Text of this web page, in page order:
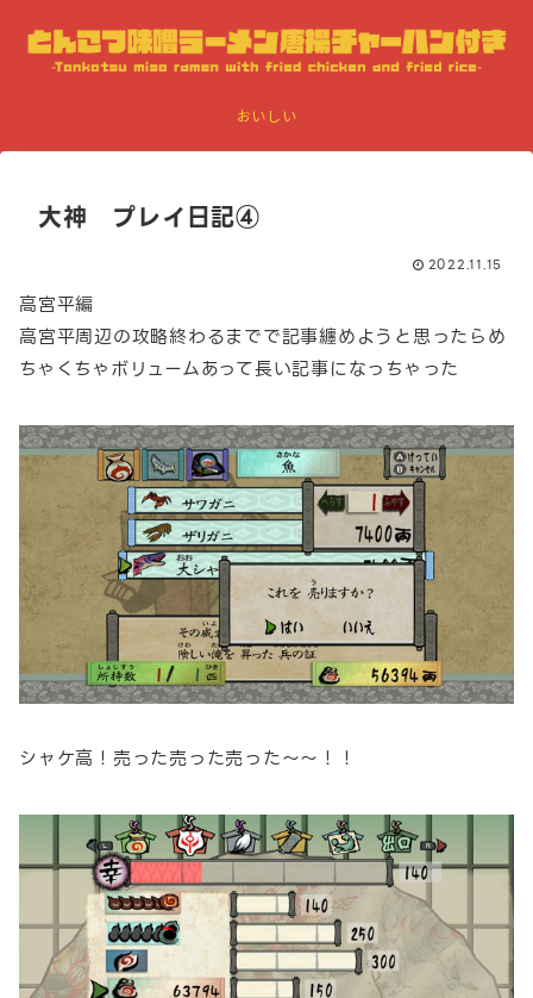
おいしい
大神 プレイ日記④
2022.11.15
高宮平編
高宮平周辺の攻略終わるまでで記事纏めようと思ったらめ
ちゃくちゃボリュームあって長い記事になっちゃった
シャケ高！売った売った売った～～！！